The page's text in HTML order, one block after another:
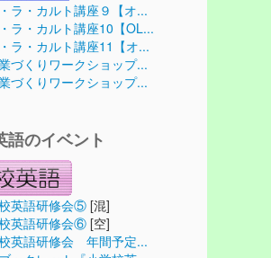
ラ・カルト講座９【オ...
ラ・カルト講座10【OL...
ラ・カルト講座11【オ...
づくりワークショップ...
づくりワークショップ...
語のイベント
英語研修会⑤ [混]
英語研修会⑥ [空]
英語研修会 年間予定...